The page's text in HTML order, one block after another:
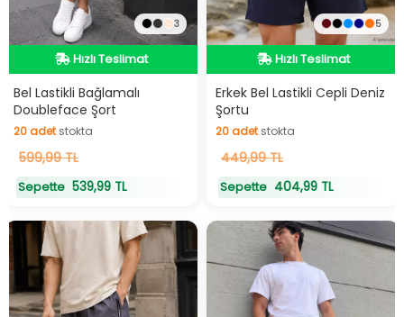
3
Hızlı Teslimat
Hızlı Teslimat
Bel Lastikli Bağlamalı
Doubleface Şort
20adetstokta
20adetstokta
599,99 TL
Sepette 539,99 TL
5
Hızlı Teslimat
Hızlı Teslimat
Erkek Bel Lastikli Cepli Deniz
Şortu
20adetstokta
20adetstokta
449,99 TL
Sepette 404,99 TL